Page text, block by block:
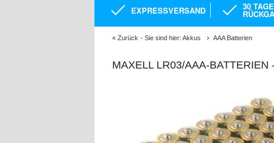
EXPRESSVERSAND 30 TAGE
« Zurück - Sie sind hier: Akkus AAA Batterien
MAXELL LR03/AAA-BATTERIEN